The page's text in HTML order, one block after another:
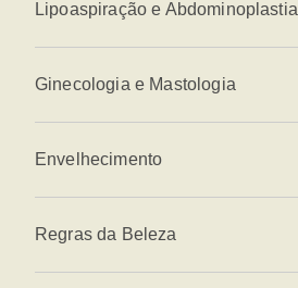
Lipoaspiração e Abdominoplastia
Ginecologia e Mastologia
Envelhecimento
Regras da Beleza